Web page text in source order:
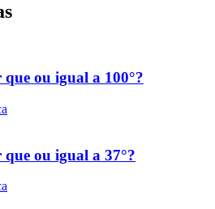
ou igual a 100°?
ou igual a 37°?